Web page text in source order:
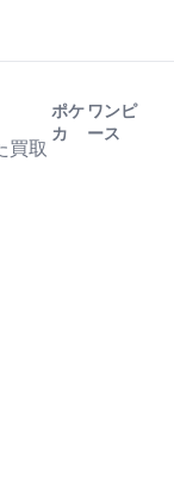
買取
ポケ
カ
ワンピ
ース